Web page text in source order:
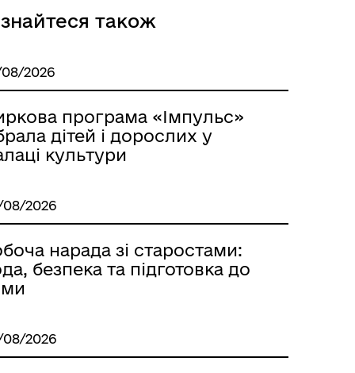
також
2026
програма «Імпульс»
дітей і дорослих у
культури
2026
нарада зі старостами:
безпека та підготовка до
2026